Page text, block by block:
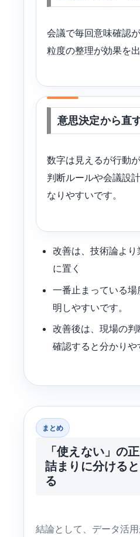
会議で毎回意味確認
粒度の整理が効果を
意思決定から直
数字は見えるが行動
判断ルールや会議設
なりやすいです。
改善は、技術論よ
に置く
一番止まっている
明しやすいです。
改善後は、現場の
確認すると分かりや
まとめ
「使えない」の
詰まりに分ける
る
結論として、データ活用